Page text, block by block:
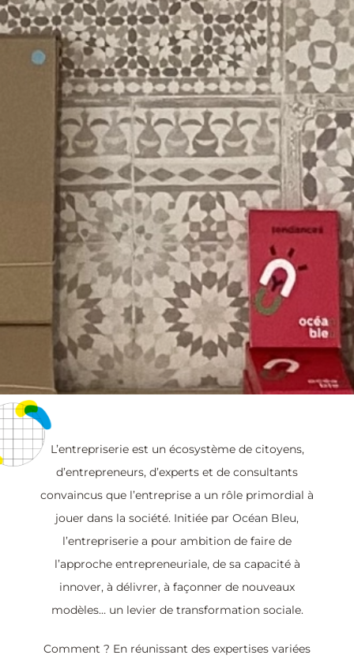
L’entrepriserie est un écosystème de citoyens,
d’entrepreneurs, d’experts et de consultants
convaincus que l’entreprise a un rôle primordial à
jouer dans la société. Initiée par Océan Bleu,
l’entrepriserie a pour ambition de faire de
l’approche entrepreneuriale, de sa capacité à
innover, à délivrer, à façonner de nouveaux
modèles… un levier de transformation sociale.
Comment ? En réunissant des expertises variées